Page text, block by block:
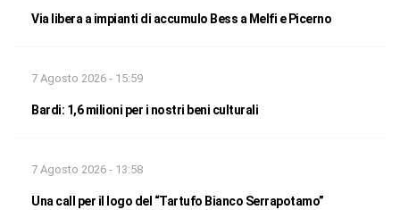
Via libera a impianti di accumulo Bess a Melfi e Picerno
7 Agosto 2026 - 15:59
Bardi: 1,6 milioni per i nostri beni culturali
7 Agosto 2026 - 13:58
Una call per il logo del “Tartufo Bianco Serrapotamo”